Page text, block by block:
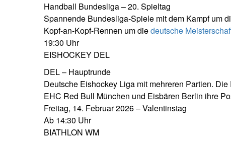
Handball Bundesliga – 20. Spieltag
Spannende Bundesliga-Spiele mit dem Kampf um
Kopf-an-Kopf-Rennen um diedeutsche
19:30 Uhr
EISHOCKEY DEL
DEL – Hauptrunde
Deutsche Eishockey Liga mit mehreren Partien.
EHC Red Bull München und Eisbären Berlin ihre
Freitag, 14. Februar 2026 – Valentinstag
Ab 14:30 Uhr
BIATHLON WM